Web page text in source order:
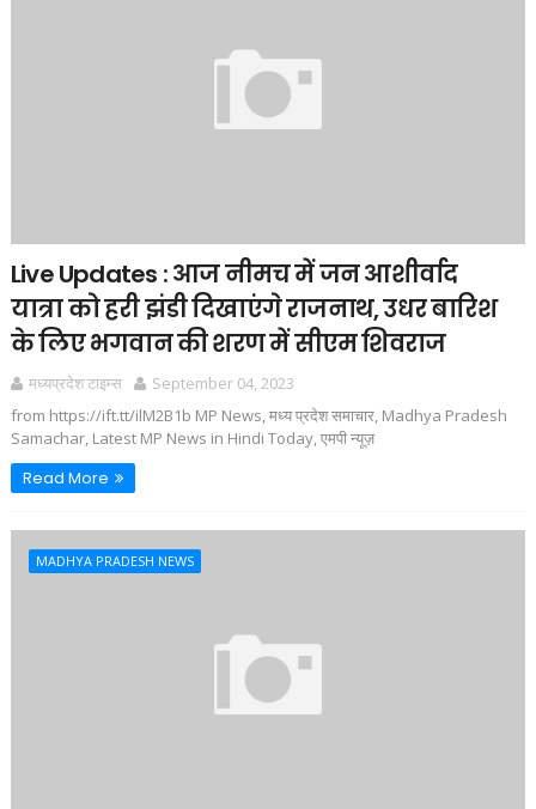
Live Updates : आज नीमच में जन आशीर्वाद
यात्रा को हरी झंडी दिखाएंगे राजनाथ, उधर बारिश
के लिए भगवान की शरण में सीएम शिवराज
मध्यप्रदेश टाइम्स
September 04, 2023
from https://ift.tt/ilM2B1b MP News, मध्य प्रदेश समाचार, Madhya Pradesh
Samachar, Latest MP News in Hindi Today, एमपी न्यूज़
Read More
MADHYA PRADESH NEWS